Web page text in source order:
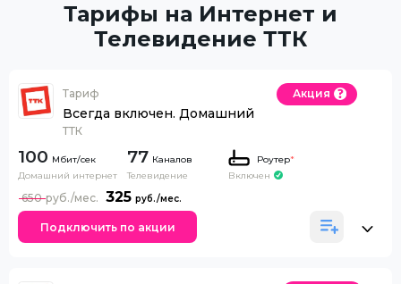
Тарифы на Интернет и
Телевидение ТТК
Тариф
Всегда включен. Домашний
ТТК
Акция
100
Домашний интернет
77 Каналов
Телевидение
Роутер*
Включен
325
650
Подключить по акции